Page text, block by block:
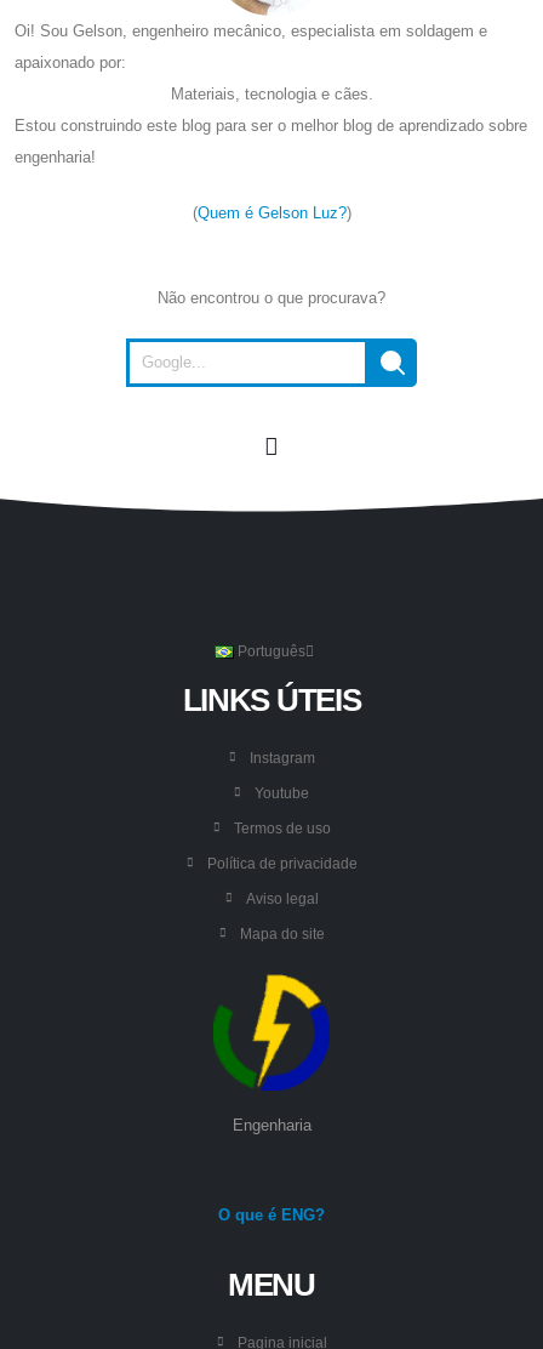
Oi! Sou Gelson, engenheiro mecânico, especialista em soldagem e
apaixonado por:
Materiais, tecnologia e cães.
Estou construindo este blog para ser o melhor blog de aprendizado sobre
engenharia!
(Quem é Gelson Luz?)
Não encontrou o que procurava?
Português
LINKS ÚTEIS
Instagram
Youtube
Termos de uso
Política de privacidade
Aviso legal
Mapa do site
Engenharia
O que é ENG?
MENU
Pagina inicial